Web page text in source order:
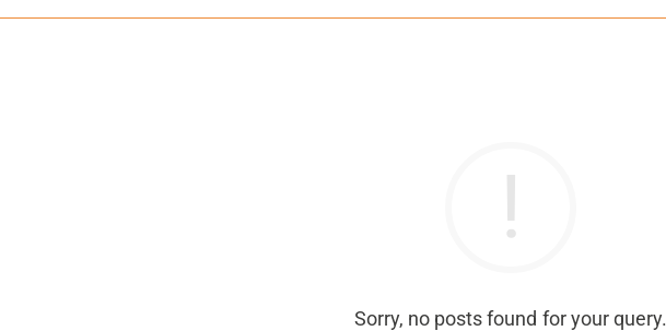
Sorry, no posts found for your query.